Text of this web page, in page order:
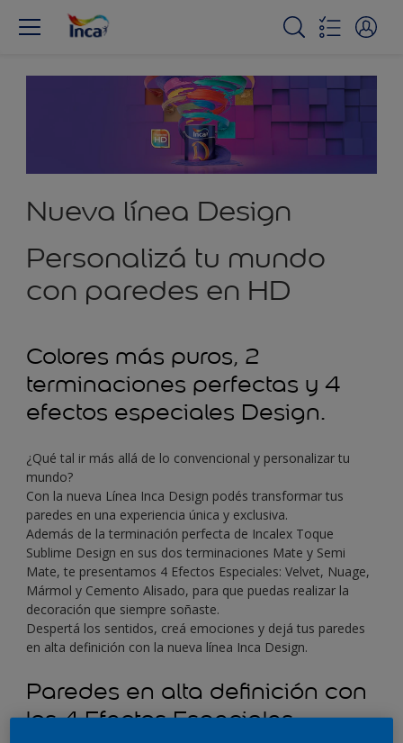
Nueva línea Design
Personalizá tu mundo
con paredes en HD
Colores más puros, 2
terminaciones perfectas y 4
efectos especiales Design.
¿Qué tal ir más allá de lo convencional y personalizar tu
mundo?
Con la nueva Línea Inca Design podés transformar tus
paredes en una experiencia única y exclusiva.
Además de la terminación perfecta de Incalex Toque
Sublime Design en sus dos terminaciones Mate y Semi
Mate, te presentamos 4 Efectos Especiales: Velvet, Nuage,
Mármol y Cemento Alisado, para que puedas realizar la
decoración que siempre soñaste.
Despertá los sentidos, creá emociones y dejá tus paredes
en alta definición con la nueva línea Inca Design.
Paredes en alta definición con
los 4 Efectos Especiales